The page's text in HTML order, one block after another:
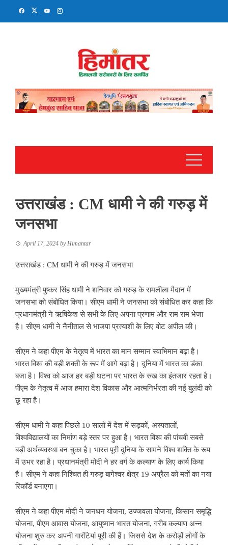
उत्तराखंड : CM धामी ने की गरुड़ में
जनसभा
April 17, 2024 byHimantar
उत्तराखंड : CM धामी ने की गरुड़ में जनसभा
मुख्यमंत्री पुष्कर सिंह धामी ने शनिवार को गरुड़ के रामलीला मैदान में
जनसभा को संबोधित किया। सीएम धामी ने जनसभा को संबोधित कर कहा कि
प्रधानमंत्री ने ऋषिकेश से सभी के लिए अपना प्रणाम और राम राम भेजा
है। सीएम धामी ने नैनीताल से भाजपा प्रत्याशी के लिए वोट अपील की।
सीएम ने कहा पीएम के नेतृत्व में भारत का मान सम्मान स्वाभिमान बढ़ा है।
भारत विश्व की बड़ी शक्ती के रूप में आगे बढ़ा है। दुनिया में भारत का डंका
बजा है। विश्व को आज हर बड़ी घटना पर भारत के रुख का इंतजार रहता है।
पीएम के नेतृत्व में आज हमारा देश विकास और आत्मनिर्भरता की नई बुलंदी को
छू रहा है।
सीएम धामी ने कहा पिछले 10 सालों में देश में सड़कों, अस्पतालों,
विश्वविद्यालयों का निर्माण बड़े स्तर पर हुआ है। भारत विश्व की पांचवी सबसे
बड़ी अर्थव्यवस्था बन चुका है। भारत पूरी दुनिया के सामने विश्व शक्ति के रूप
में उभर रहा है। प्रधानमंत्री मोदी ने हर वर्ग के कल्याण के लिए कार्य किया
है। सीएम ने कहा निश्चित ही गरुड़ बागेश्वर क्षेत्र 19 अप्रैल को मतों का नया
रिकॉर्ड बनाएगा।
सीएम ने कहा पीएम मोदी ने जनधन योजना, उज्जवला योजना, किसान समृद्धि
योजना, पीएम आवास योजना, आयुष्मान भारत योजना, गरीब कल्याण अन्न
योजना शुरु कर अपनी गारंटियां पूरी की हैं। जिससे देश के करोड़ों लोगों के